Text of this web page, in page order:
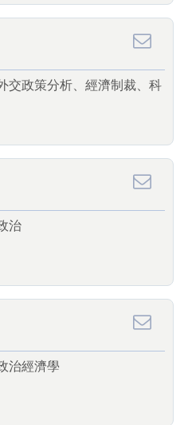
交政策分析、經濟制裁、科
治
治經濟學